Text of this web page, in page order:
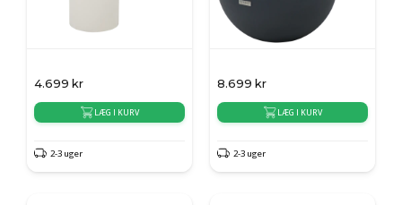
4.699 kr
LÆG I KURV
2-3 uger
8.699 kr
LÆG I KURV
2-3 uger